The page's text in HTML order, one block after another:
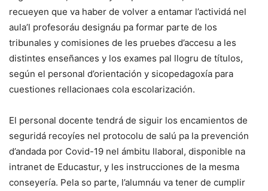
recueyen que va haber de volver a entamar l’actividá nel
aula’l profesoráu designáu pa formar parte de los
tribunales y comisiones de les pruebes d’accesu a les
distintes enseñances y los exames pal llogru de títulos,
según el personal d’orientación y sicopedagoxía para
cuestiones rellacionaes cola escolarización.
El personal docente tendrá de siguir los encamientos de
seguridá recoyíes nel protocolu de salú pa la prevención
d’andada por Covid-19 nel ámbitu llaboral, disponible na
intranet de Educastur, y les instrucciones de la mesma
conseyería. Pela so parte, l’alumnáu va tener de cumplir